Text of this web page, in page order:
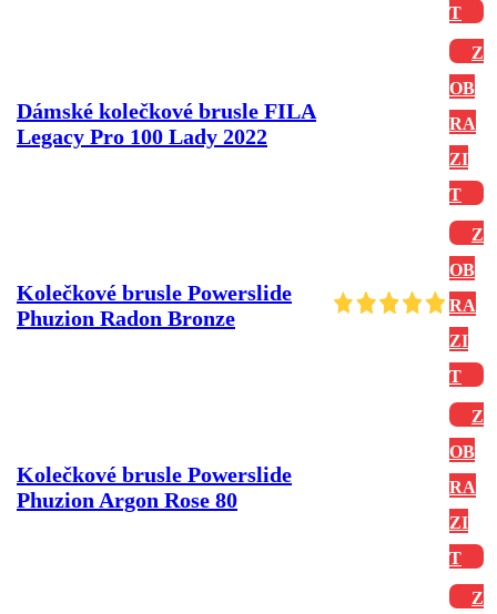
T
Dámské kolečkové brusle FILA
Legacy Pro 100 Lady 2022
Z
OB
RA
ZI
T
Kolečkové brusle Powerslide
Phuzion Radon Bronze
Z
OB
RA
ZI
T
Kolečkové brusle Powerslide
Phuzion Argon Rose 80
Z
OB
RA
ZI
T
Z